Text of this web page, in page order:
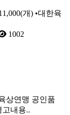
개) •대한육
1002
상연맹 공인품
고내용..